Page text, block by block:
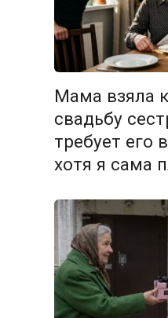
Мама взяла
свадьбу
требует его
хотя я сама